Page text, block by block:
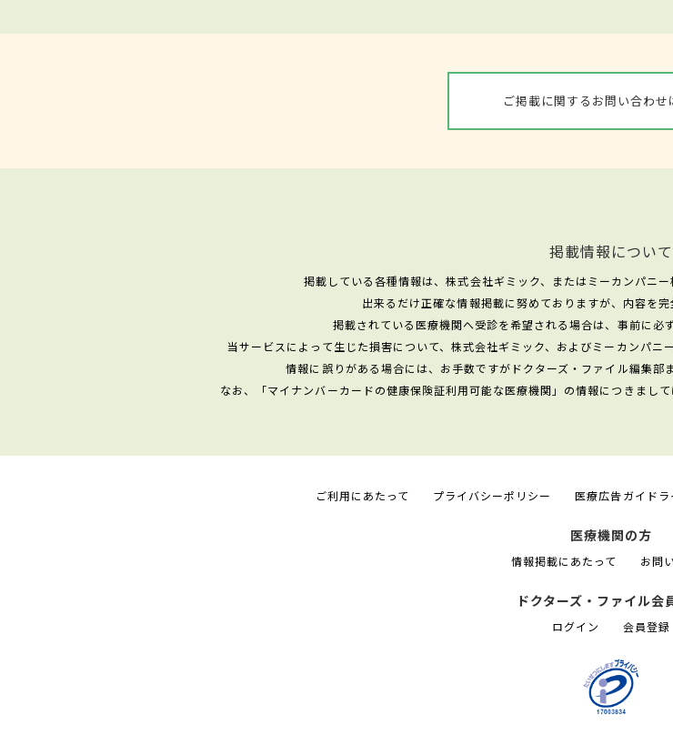
ご掲載に関するお問い合わせ
掲載情報について
掲載している各種情報は、株式会社ギミック、またはミーカンパニ
出来るだけ正確な情報掲載に努めておりますが、内容を完
掲載されている医療機関へ受診を希望される場合は、事前に必
当サービスによって生じた損害について、株式会社ギミック、およびミーカンパニ
情報に誤りがある場合には、お手数ですがドクターズ・ファイル編集部
なお、「マイナンバーカードの健康保険証利用可能な医療機関」の情報につきまし
ご利用にあたって プライバシーポリシー 医療広告ガイドラ
医療機関の方
情報掲載にあたって お問
ドクターズ・ファイル会
ログイン 会員登録